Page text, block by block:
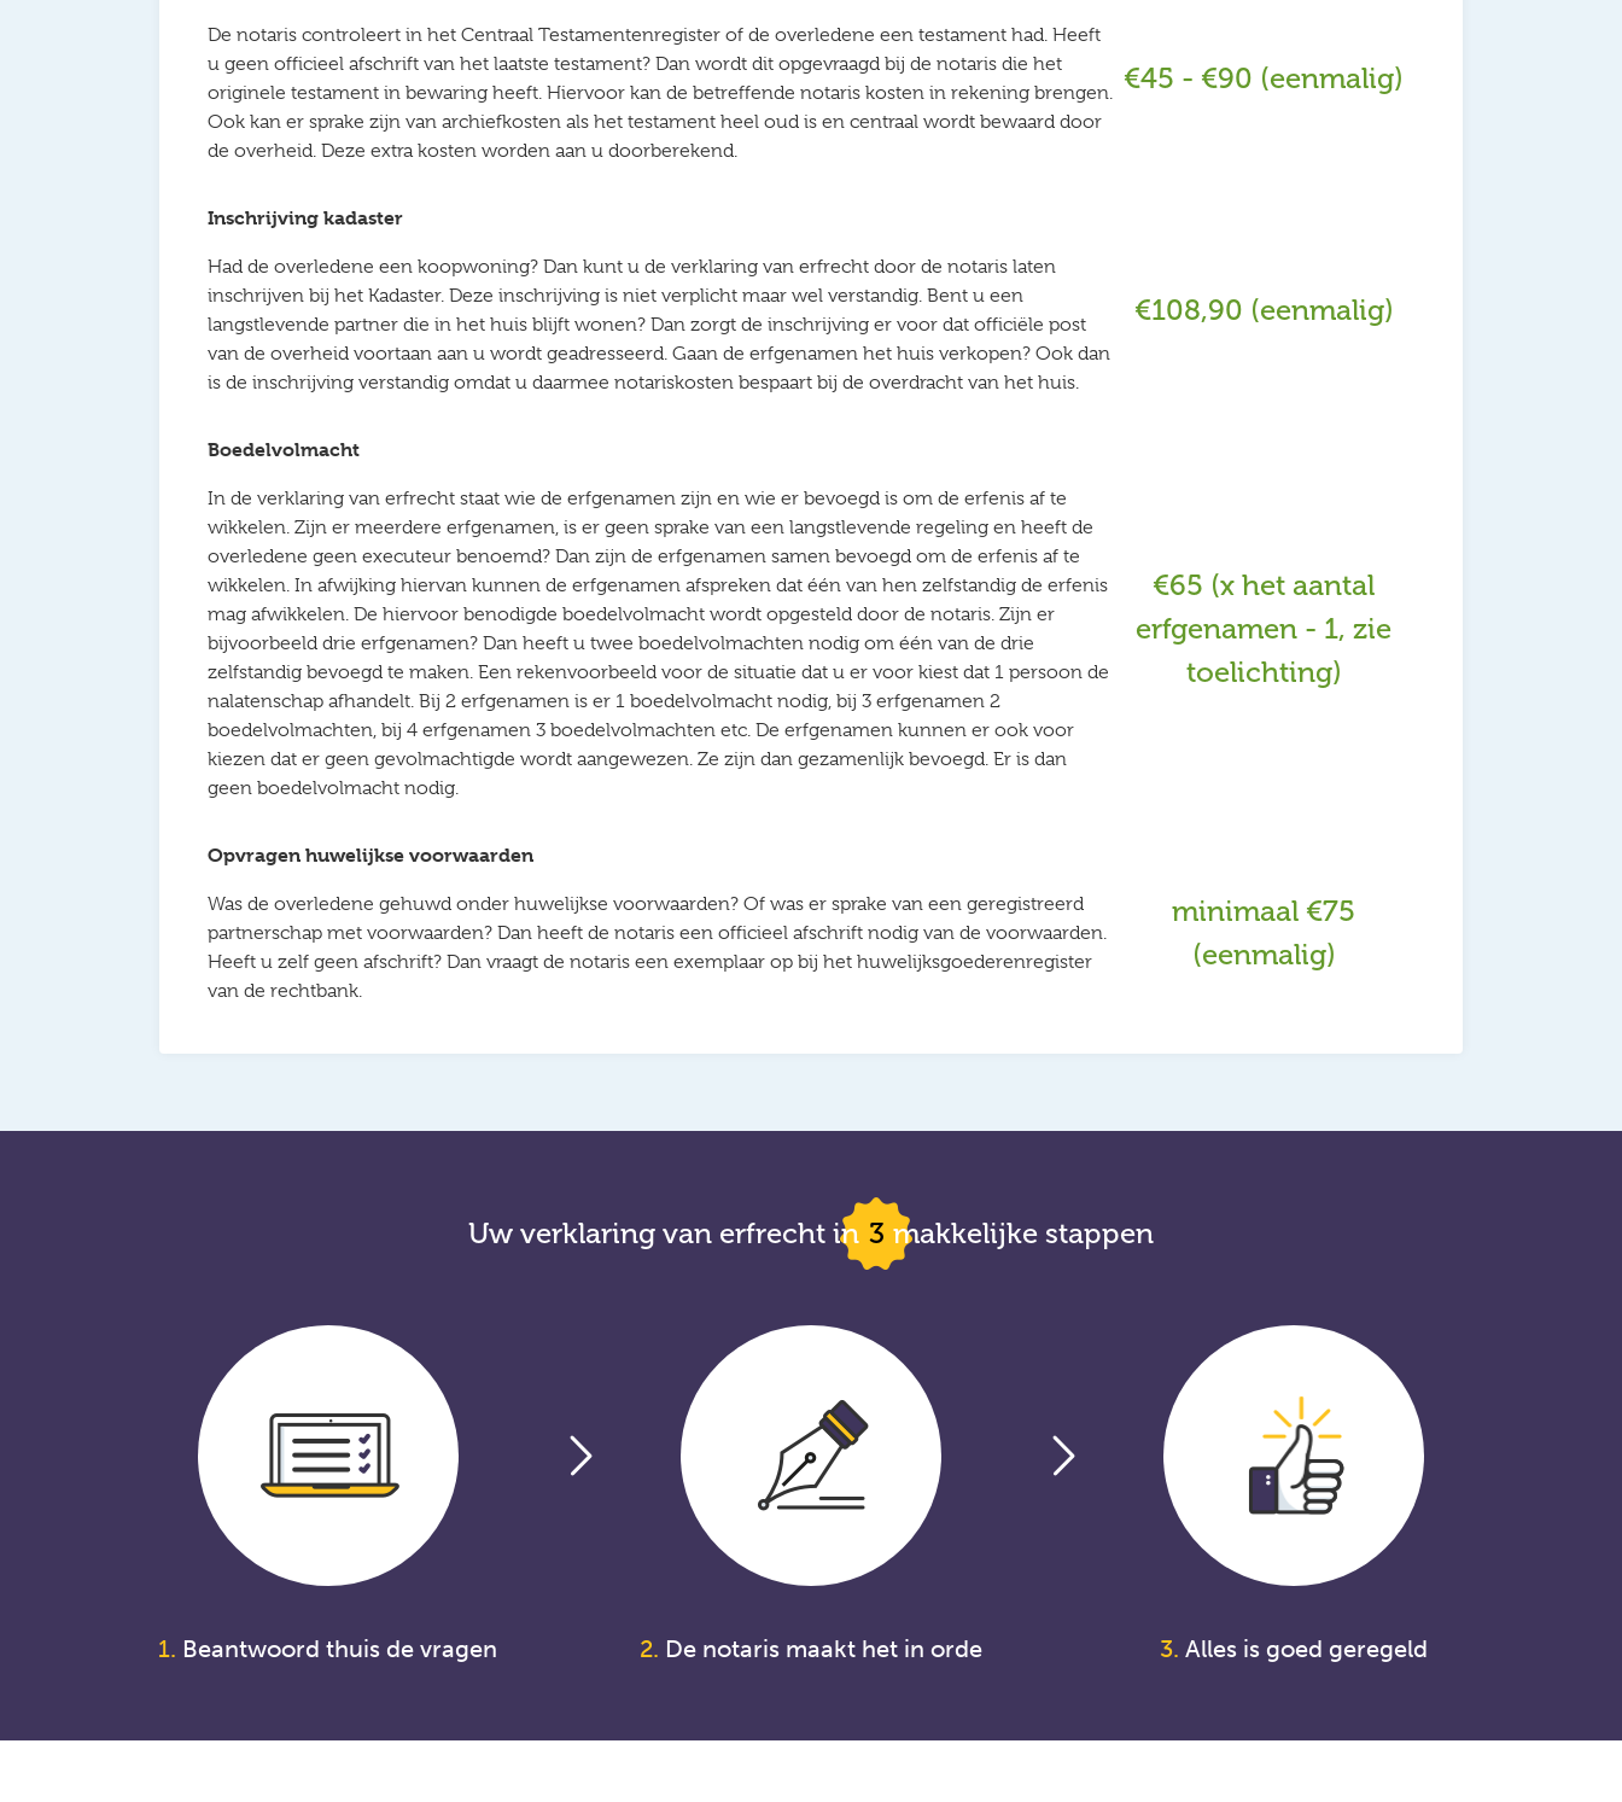
De notaris controleert in het Centraal Testamentenregister of de overledene een testament had. Heeft
u geen officieel afschrift van het laatste testament? Dan wordt dit opgevraagd bij de notaris die het
originele testament in bewaring heeft. Hiervoor kan de betreffende notaris kosten in rekening brengen.
Ook kan er sprake zijn van archiefkosten als het testament heel oud is en centraal wordt bewaard door
de overheid. Deze extra kosten worden aan u doorberekend.
€45 - €90 (eenmalig)
Inschrijving kadaster
Had de overledene een koopwoning? Dan kunt u de verklaring van erfrecht door de notaris laten
inschrijven bij het Kadaster. Deze inschrijving is niet verplicht maar wel verstandig. Bent u een
langstlevende partner die in het huis blijft wonen? Dan zorgt de inschrijving er voor dat officiële post
van de overheid voortaan aan u wordt geadresseerd. Gaan de erfgenamen het huis verkopen? Ook dan
is de inschrijving verstandig omdat u daarmee notariskosten bespaart bij de overdracht van het huis.
€108,90 (eenmalig)
Boedelvolmacht
In de verklaring van erfrecht staat wie de erfgenamen zijn en wie er bevoegd is om de erfenis af te
wikkelen. Zijn er meerdere erfgenamen, is er geen sprake van een langstlevende regeling en heeft de
overledene geen executeur benoemd? Dan zijn de erfgenamen samen bevoegd om de erfenis af te
wikkelen. In afwijking hiervan kunnen de erfgenamen afspreken dat één van hen zelfstandig de erfenis
mag afwikkelen. De hiervoor benodigde boedelvolmacht wordt opgesteld door de notaris. Zijn er
bijvoorbeeld drie erfgenamen? Dan heeft u twee boedelvolmachten nodig om één van de drie
zelfstandig bevoegd te maken. Een rekenvoorbeeld voor de situatie dat u er voor kiest dat 1 persoon de
nalatenschap afhandelt. Bij 2 erfgenamen is er 1 boedelvolmacht nodig, bij 3 erfgenamen 2
boedelvolmachten, bij 4 erfgenamen 3 boedelvolmachten etc. De erfgenamen kunnen er ook voor
kiezen dat er geen gevolmachtigde wordt aangewezen. Ze zijn dan gezamenlijk bevoegd. Er is dan
geen boedelvolmacht nodig.
€65 (x het aantal
erfgenamen - 1, zie
toelichting)
Opvragen huwelijkse voorwaarden
Was de overledene gehuwd onder huwelijkse voorwaarden? Of was er sprake van een geregistreerd
partnerschap met voorwaarden? Dan heeft de notaris een officieel afschrift nodig van de voorwaarden.
Heeft u zelf geen afschrift? Dan vraagt de notaris een exemplaar op bij het huwelijksgoederenregister
van de rechtbank.
minimaal €75
(eenmalig)
Uw verklaring van erfrecht in 3 makkelijke stappen
1. Beantwoord thuis de vragen 2. De notaris maakt het in orde 3. Alles is goed geregeld